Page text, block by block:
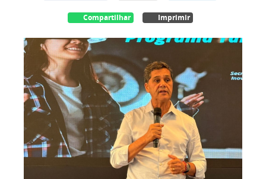
Compartilhar Imprimir